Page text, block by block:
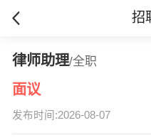
招
律师助理/全职
面议
发布时间:2026-08-07